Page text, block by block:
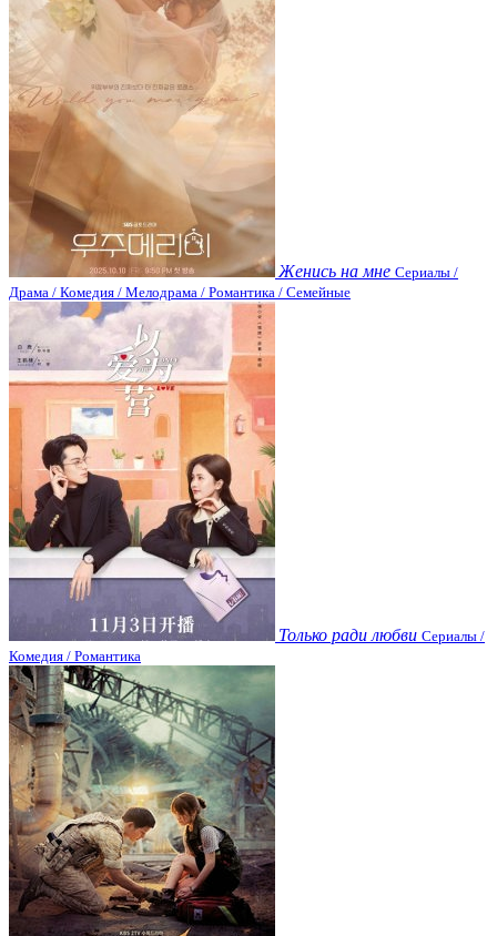
Женись на мне Сериалы /
Драма / Комедия / Мелодрама / Романтика / Семейные
Только ради любви Сериалы /
Комедия / Романтика